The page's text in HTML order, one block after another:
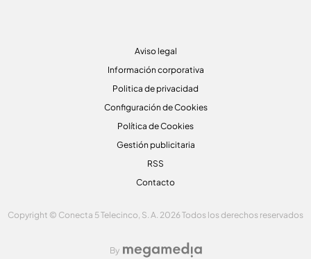
Aviso legal
Información corporativa
Politica de privacidad
Configuración de Cookies
Política de Cookies
Gestión publicitaria
RSS
Contacto
Copyright © Conecta 5 Telecinco, S. A. 2026 Todos los derechos reservados
By